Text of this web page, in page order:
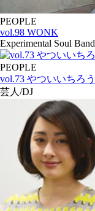
PEOPLE
vol.98 WONK
Experimental Soul Band
PEOPLE
vol.73 やついいちろう
芸人/DJ